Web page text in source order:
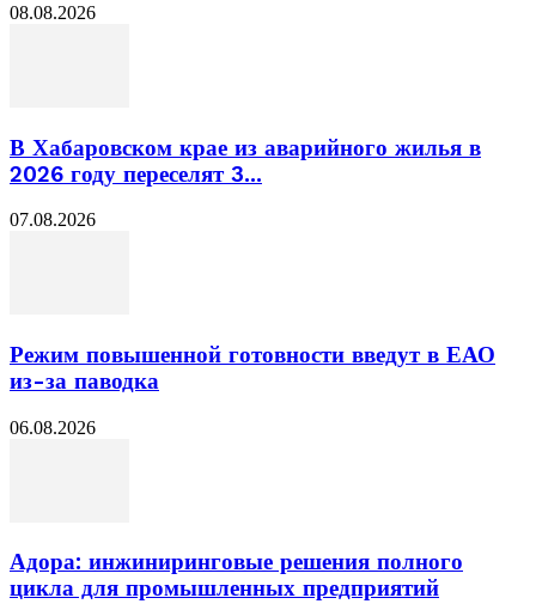
08.08.2026
В Хабаровском крае из аварийного жилья в
2026 году переселят 3...
07.08.2026
Режим повышенной готовности введут в ЕАО
из-за паводка
06.08.2026
Адора: инжиниринговые решения полного
цикла для промышленных предприятий